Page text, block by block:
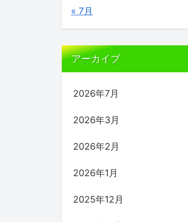
« 7月
アーカイブ
2026年7月
2026年3月
2026年2月
2026年1月
2025年12月